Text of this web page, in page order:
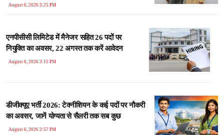
August 6, 2026 3:25 PM
एनपीसीसी लिमिटेड में मैनेजर सहित 26 पदों पर
नियुक्ति का अवसर, 22 अगस्त तक करें आवेदन
August 6, 2026 3:15 PM
डीजीक्यूए भर्ती 2026: टेक्नीशियन के कई पदों पर नौकरी
का अवसर, जानें योग्यता से सैलरी तक सब कुछ
August 6, 2026 2:57 PM